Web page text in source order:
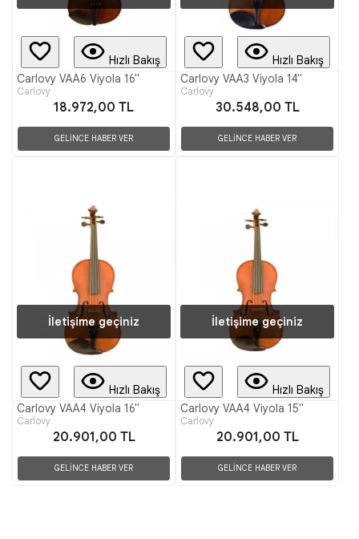
Hızlı Bakış
Carlovy VAA6 Viyola 16"
Carlovy
18.972,00 TL
GELİNCE HABER VER
Hızlı Bakış
Carlovy VAA3 Viyola 14"
Carlovy
30.548,00 TL
GELİNCE HABER VER
İletişime geçiniz
Hızlı Bakış
Carlovy VAA4 Viyola 16"
Carlovy
20.901,00 TL
GELİNCE HABER VER
İletişime geçiniz
Hızlı Bakış
Carlovy VAA4 Viyola 15"
Carlovy
20.901,00 TL
GELİNCE HABER VER